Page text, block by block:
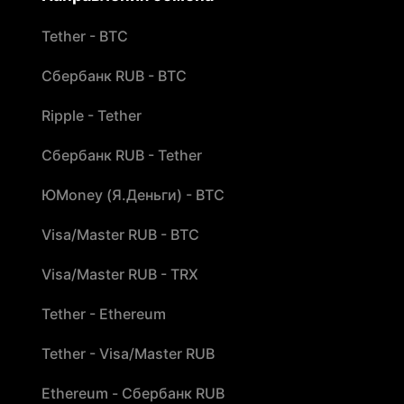
Tether - BTC
Сбербанк RUB - BTC
Ripple - Tether
Сбербанк RUB - Tether
ЮMoney (Я.Деньги) - BTC
Visa/Master RUB - BTC
Visa/Master RUB - TRX
Tether - Ethereum
Tether - Visa/Master RUB
Ethereum - Сбербанк RUB